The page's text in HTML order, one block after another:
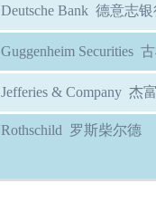
Deutsche Bank 德意志
Guggenheim Securities
Jefferies & Company 杰
Rothschild 罗斯柴尔德